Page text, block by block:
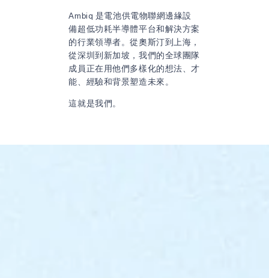
Ambiq 是電池供電物聯網邊緣設
備超低功耗半導體平台和解決方案
的行業領導者。從奧斯汀到上海，
從深圳到新加坡，我們的全球團隊
成員正在用他們多樣化的想法、才
能、經驗和背景塑造未來。
這就是我們。